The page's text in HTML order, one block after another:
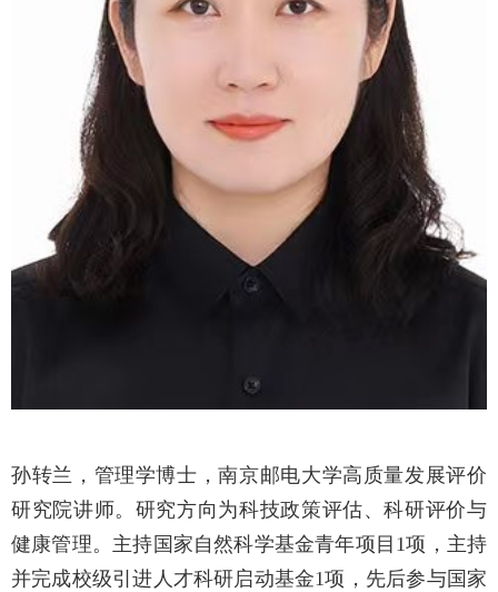
孙转兰，管理学博士，南京邮电大学高质量发展评价
研究院讲师。研究方向为科技政策评估、科研评价与
健康管理。主持国家自然科学基金青年项目 1项，主持
并完成校级引进人才科研启动基金1项，先后参与国家